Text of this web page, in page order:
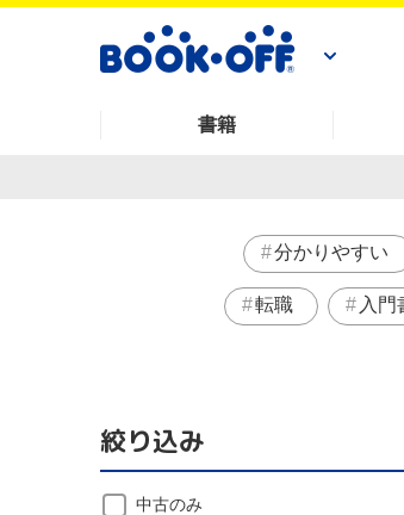
書籍
分かりやすい
転職 入門
絞り込み
中古のみ